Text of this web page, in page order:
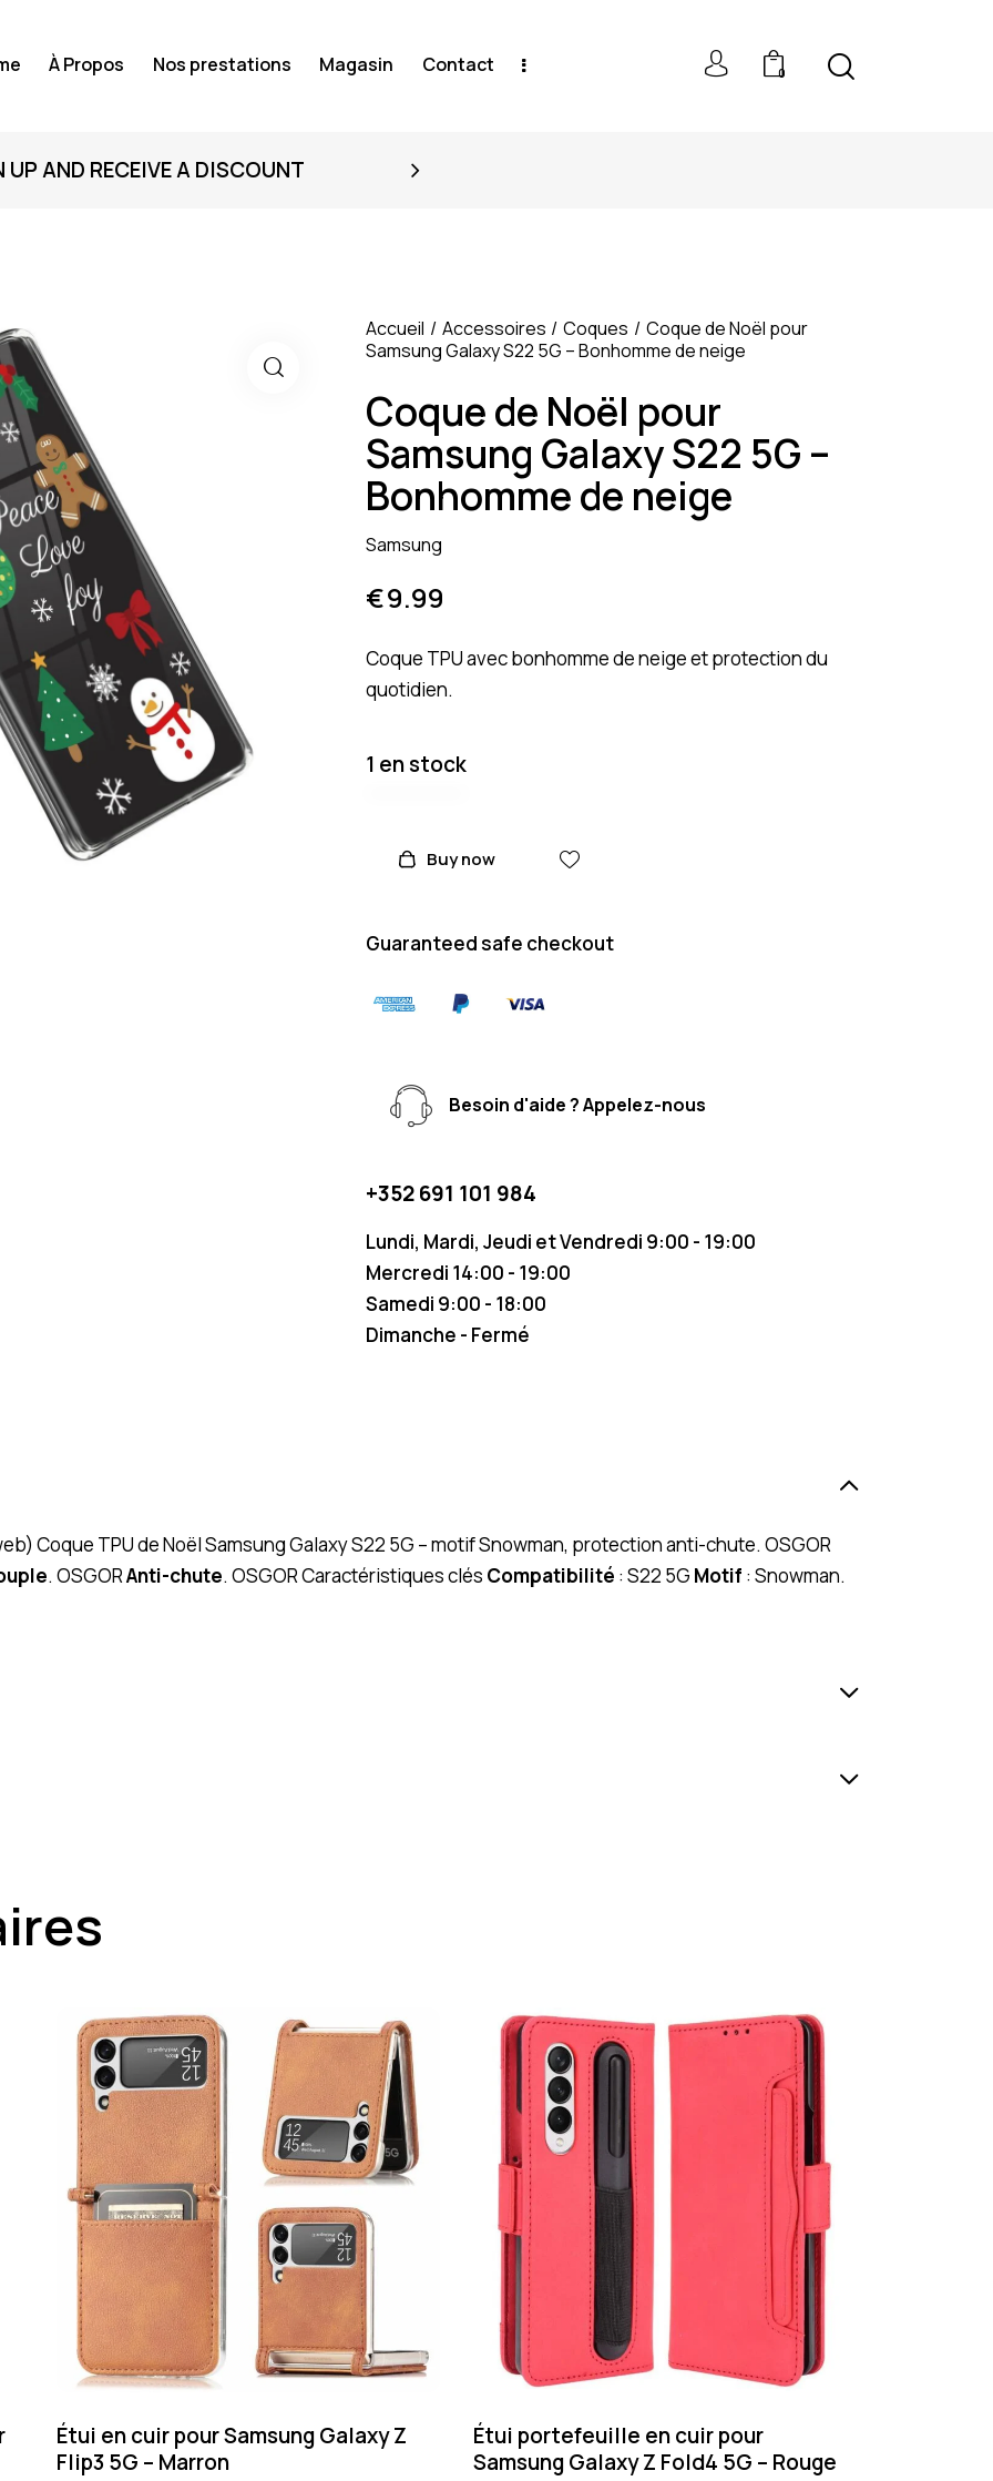
À Propos Nos prestations Magasin Contact 0
UP AND RECEIVE A DISCOUNT
Accueil Accessoires Coques
Coque de Noël pour
Samsung Galaxy S22 5G – Bonhomme de neige
Coque de Noël pour
Samsung Galaxy S22 5G –
Bonhomme de neige
Samsung
€9.99
Coque TPU avec bonhomme de neige et protection du
quotidien.
1 en stock
Buy now
Guaranteed safe checkout
Besoin d'aide ? Appelez-nous
+352 691 101 984
Lundi, Mardi, Jeudi et Vendredi 9:00 - 19:00
Mercredi 14:00 - 19:00
Samedi 9:00 - 18:00
Dimanche - Fermé
Coque TPU de Noël Samsung Galaxy S22 5G – motif Snowman, protection anti-chute. OSGOR
. OSGORAnti-chute. OSGOR Caractéristiques clés Compatibilité : S22 5G Motif : Snowman.
Étui en cuir pour Samsung Galaxy Z
Flip3 5G – Marron
Étui portefeuille en cuir pour
Samsung Galaxy Z Fold4 5G – Rouge